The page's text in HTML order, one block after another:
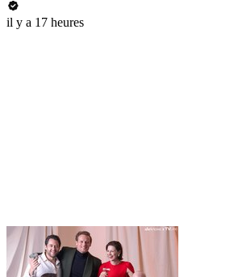
il y a 17 heures